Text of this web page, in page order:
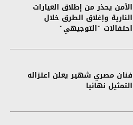
الأمن يحذر من إطلاق العيارات
النارية وإغلاق الطرق خلال
احتفالات "التوجيهي"
فنان مصري شهير يعلن اعتزاله
التمثيل نهائيا